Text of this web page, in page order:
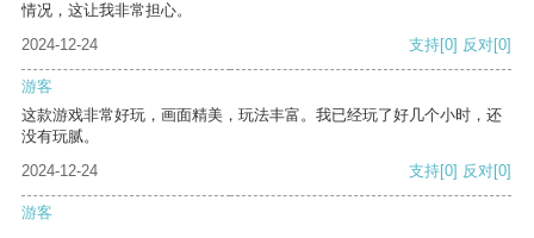
情况，这让我非常担心。
2024-12-24
支持[0] 反对[0]
游客
这款游戏非常好玩，画面精美，玩法丰富。我已经玩了好几个小时，还
没有玩腻。
2024-12-24
支持[0] 反对[0]
游客